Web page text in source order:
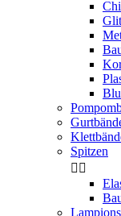
Spitzen
 
Lampions